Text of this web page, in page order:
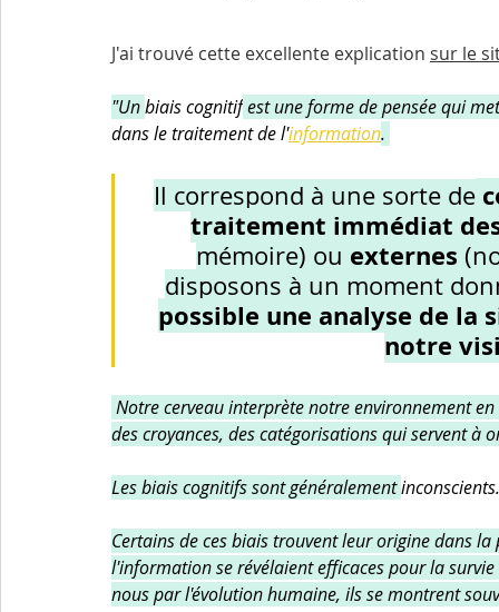
J'ai trouvé cette excellente explication sur le
"Un biais cognitif est une forme de pensée qui
dans le traitement de l'information.
Il correspond à une sorte de
traitement immédiat
mémoire) ou externes
disposons à un moment
possible une analyse de
notre
Notre cerveau interprète notre environnement
des croyances, des catégorisations qui servent à
Les biais cognitifs sont généralement inconscients.
Certains de ces biais trouvent leur origine dans
l'information se révélaient efficaces pour la
nous par l'évolution humaine, ils se montrent